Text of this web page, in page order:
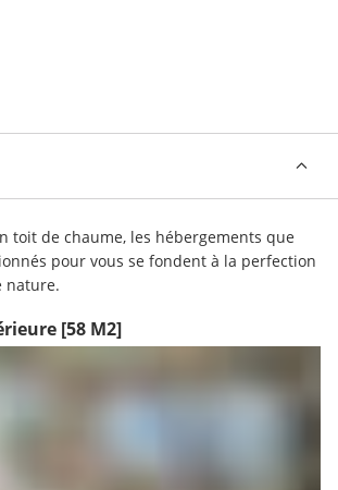
toit de chaume, les hébergements que
pour vous se fondent à la perfection
nature.
[58 M2]